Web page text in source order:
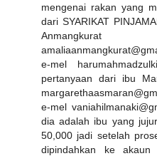
mengenai rakan yang
dari SYARIKAT
e-mel
pertanyaan dari ibu
e-mel
dia adalah ibu yang
50,000 jadi setelah
dipindahkan ke